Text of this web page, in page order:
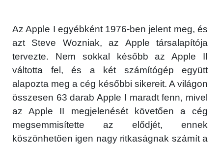
Az Apple I egyébként 1976-ben jelent meg, és
azt Steve Wozniak, az Apple társalapítója
tervezte. Nem sokkal később az Apple II
váltotta fel, és a két számítógép együtt
alapozta meg a cég későbbi sikereit. A világon
összesen 63 darab Apple I maradt fenn, mivel
az Apple II megjelenését követően a cég
megsemmisítette az elődjét, ennek
köszönhetően igen nagy ritkaságnak számít a